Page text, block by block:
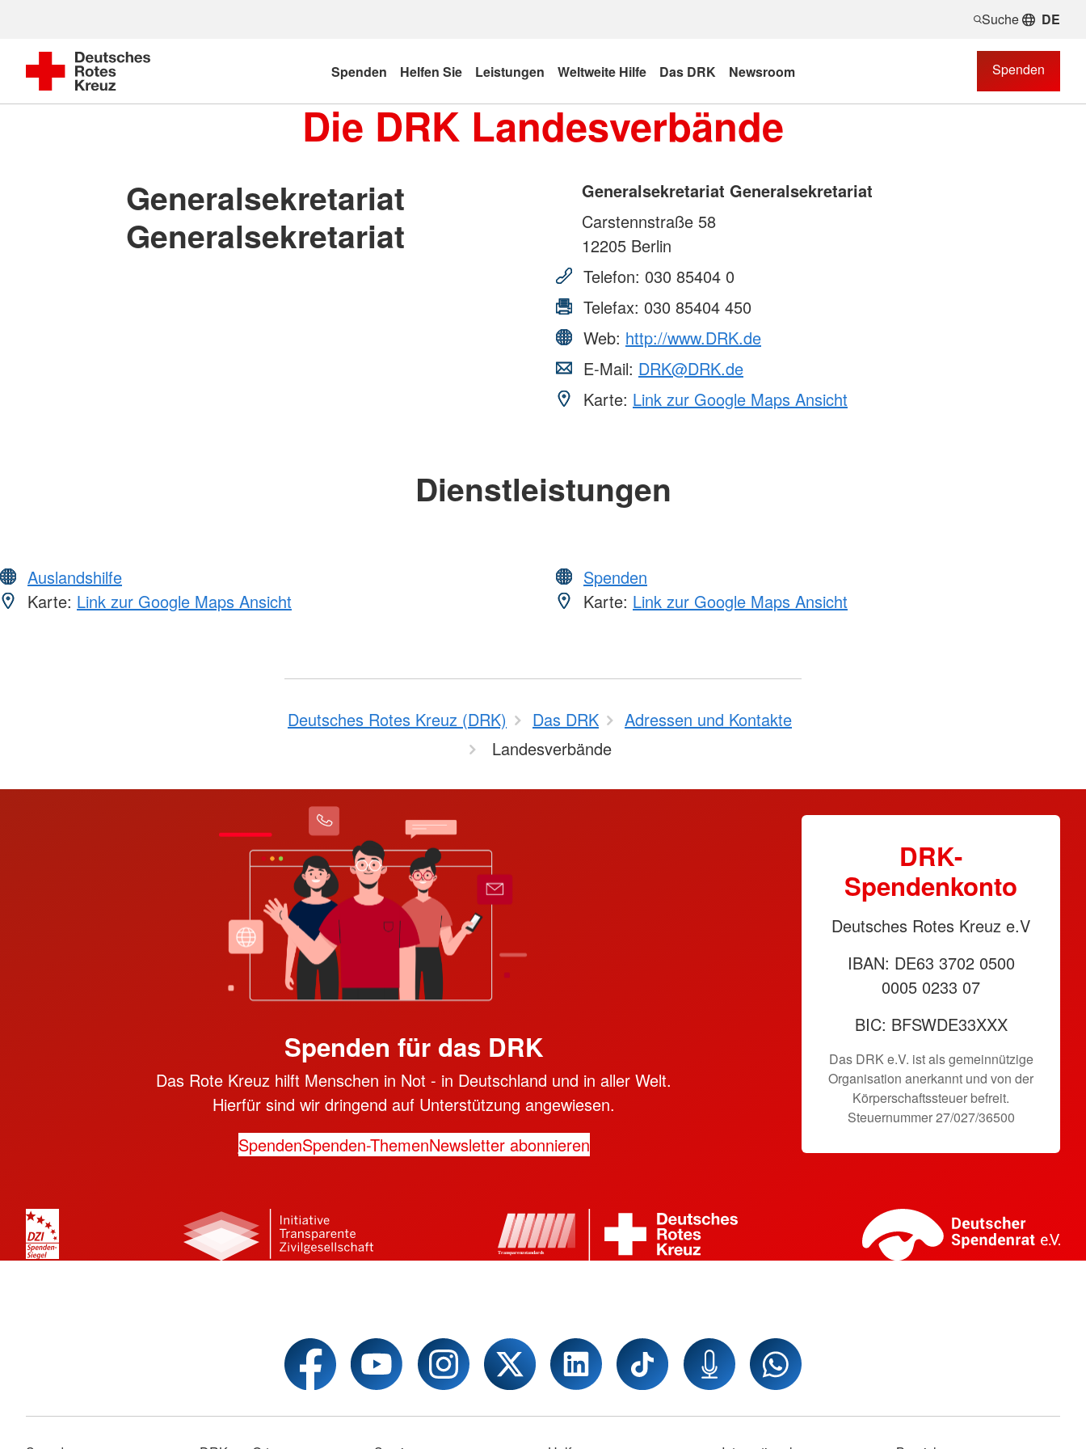
Suche DE
Spenden Helfen Sie Leistungen Weltweite Hilfe Das DRK Newsroom Spenden
Die DRK Landesverbände
Generalsekretariat
Generalsekretariat
Generalsekretariat Generalsekretariat
Carstennstraße 58
12205 Berlin
Telefon: 030 85404 0
Telefax: 030 85404 450
Web: http://www.DRK.de
E-Mail: DRK@DRK.de
Karte: Link zur Google Maps Ansicht
Dienstleistungen
Auslandshilfe
Karte: Link zur Google Maps Ansicht
Spenden
Karte: Link zur Google Maps Ansicht
Deutsches Rotes Kreuz (DRK) Das DRK
Adressen und Kontakte
Landesverbände
Spenden für das DRK
Das Rote Kreuz hilft Menschen in Not - in Deutschland und in aller Welt.
Hierfür sind wir dringend auf Unterstützung angewiesen.
SpendenSpenden-ThemenNewsletter abonnieren
DRK-
Spendenkonto
Deutsches Rotes Kreuz e.V
IBAN: DE63 3702 0500
0005 0233 07
BIC: BFSWDE33XXX
Das DRK e.V. ist als gemeinnützige
Organisation anerkannt und von der
Körperschaftssteuer befreit.
Steuernummer 27/027/36500